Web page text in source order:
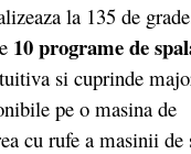
la 135 de
10 programe de
si cuprinde
pe o masina de
cu rufe a masinii de